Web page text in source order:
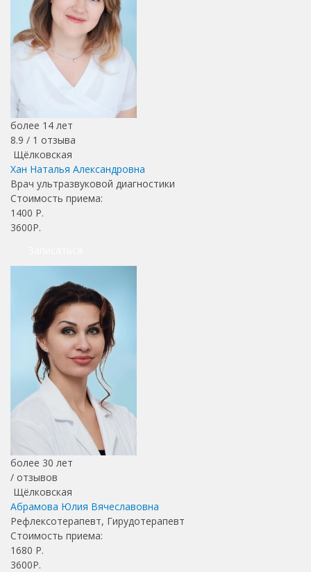
более 14 лет
8.9 / 1 отзыва
Щёлковская
Хан Наталья Александровна
Врач ультразвуковой диагностики
Стоимость приема:
1400 Р.
3600Р.
более 30 лет
/ отзывов
Щёлковская
Абрамова Юлия Вячеславовна
Рефлексотерапевт, Гирудотерапевт
Стоимость приема:
1680 Р.
3600Р.